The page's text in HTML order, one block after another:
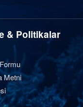
& Politikalar
Metni